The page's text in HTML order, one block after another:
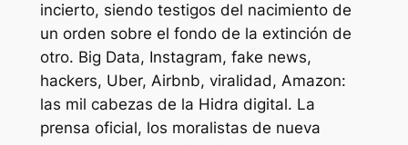
incierto, siendo testigos del nacimiento de
un orden sobre el fondo de la extinción de
otro. Big Data, Instagram, fake news,
hackers, Uber, Airbnb, viralidad, Amazon:
las mil cabezas de la Hidra digital. La
prensa oficial, los moralistas de nueva